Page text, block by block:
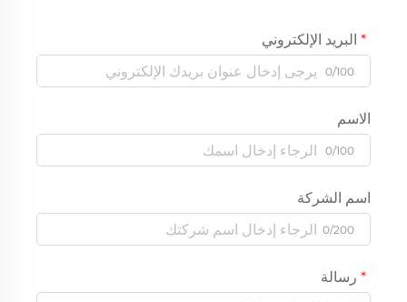
البريد الإلكتروني
0/100
الاسم
0/100
اسم الشركة
0/200
رسالة